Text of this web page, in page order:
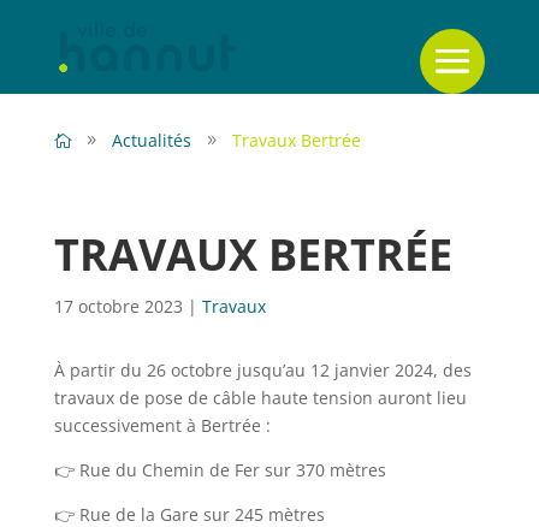
Actualités Travaux Bertrée
TRAVAUX BERTRÉE
17 octobre 2023 | Travaux
À partir du 26 octobre jusqu’au 12 janvier 2024, des
travaux de pose de câble haute tension auront lieu
successivement à Bertrée :
👉 Rue du Chemin de Fer sur 370 mètres
👉 Rue de la Gare sur 245 mètres